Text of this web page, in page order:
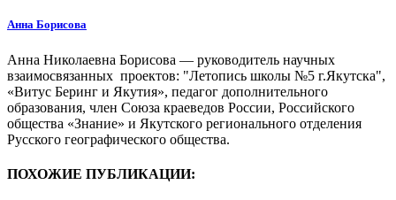
Анна Борисова
Анна Николаевна Борисова — руководитель научных
взаимосвязанных проектов: "Летопись школы №5 г.Якутска",
«Витус Беринг и Якутия», педагог дополнительного
образования, член Союза краеведов России, Российского
общества «Знание» и Якутского регионального отделения
Русского географического общества.
ПОХОЖИЕ ПУБЛИКАЦИИ: